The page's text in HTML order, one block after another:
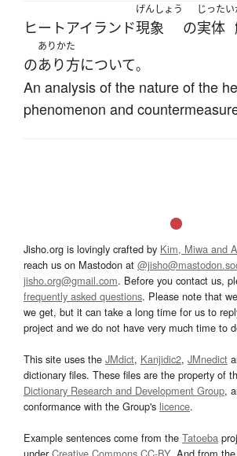
ヒートアイランド
げんしょう
現象 の
じったい
実体
の
ありかた
あり方について。
An analysis of the nature of the
phenomenon and
Jisho.org is lovingly crafted by Kim, Miwa and
reach us on Mastodon at
jisho.org@gmail.com. Before you contact us,
frequently asked questions. Please note that
we get, but it can take a long time for us to
project and we do not have very much time to
This site uses the JMdict, Kanjidic2, JMnedict
dictionary files. These files are the property of
Dictionary Research and Development Group,
conformance with the Group's licence.
Example sentences come from the Tatoeba